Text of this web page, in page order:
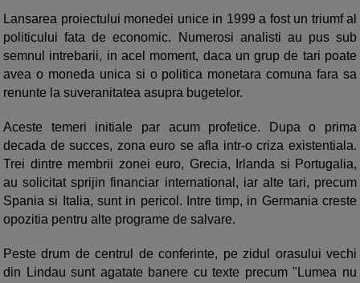
Lansarea proiectului monedei unice in 1999 a fost un triumf al
politicului fata de economic. Numerosi analisti au pus sub
semnul intrebarii, in acel moment, daca un grup de tari poate
avea o moneda unica si o politica monetara comuna fara sa
renunte la suveranitatea asupra bugetelor.
Aceste temeri initiale par acum profetice. Dupa o prima
decada de succes, zona euro se afla intr-o criza existentiala.
Trei dintre membrii zonei euro, Grecia, Irlanda si Portugalia,
au solicitat sprijin financiar international, iar alte tari, precum
Spania si Italia, sunt in pericol. Intre timp, in Germania creste
opozitia pentru alte programe de salvare.
Peste drum de centrul de conferinte, pe zidul orasului vechi
din Lindau sunt agatate banere cu texte precum "Lumea nu